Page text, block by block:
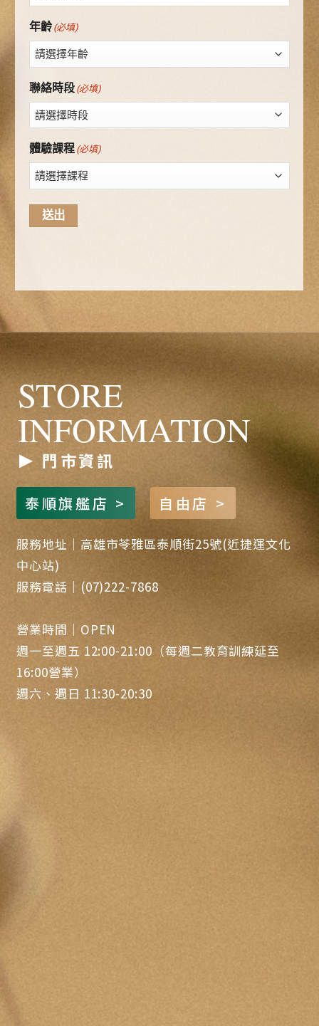
年齡 (必填)
聯絡時段 (必填)
體驗課程 (必填)
泰順旗艦店 >
STORE
INFORMATION
門市資訊
自由店 >
服務地址｜高雄市苓雅區泰順街25號(近捷運文化
中心站)
服務電話｜(07)222-7868
營業時間｜OPEN
週一至週五 12:00-21:00（每週二教育訓練延至
16:00營業）
週六、週日 11:30-20:30